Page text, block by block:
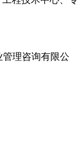
管理咨询有限公